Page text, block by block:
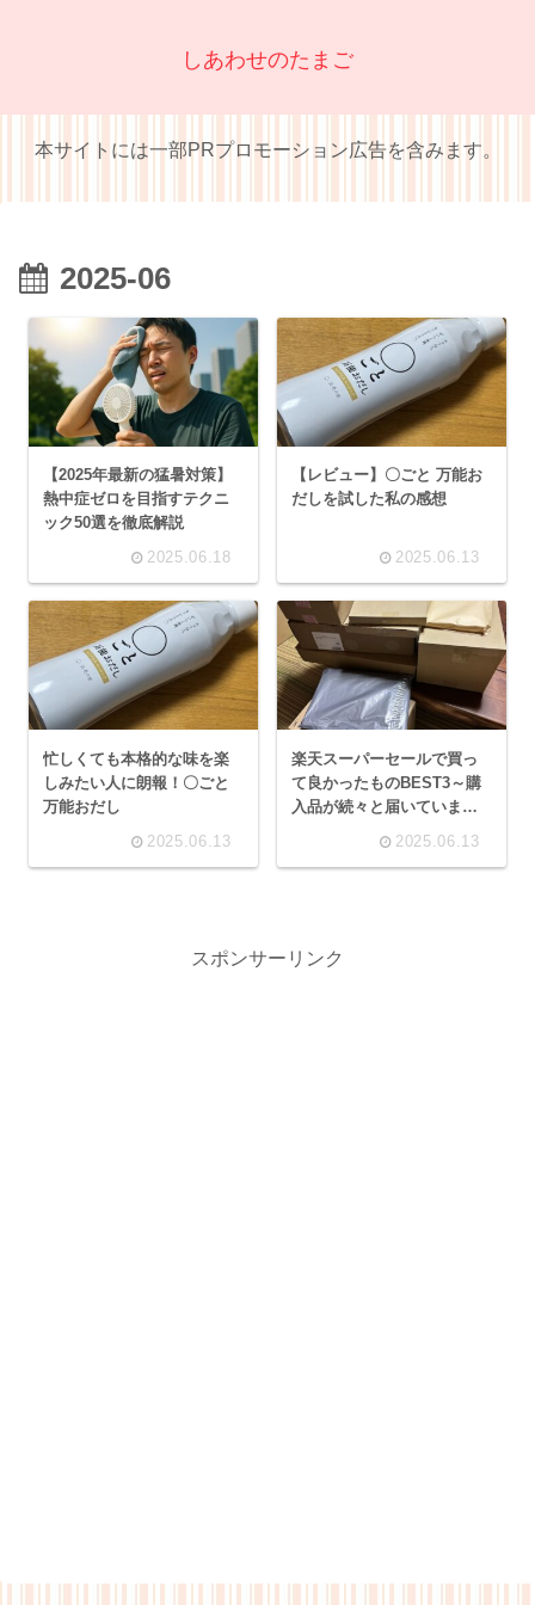
しあわせのたまご
本サイトには一部PRプロモーション広告を含みます。
2025-06
【2025年最新の猛暑対策】
熱中症ゼロを目指すテクニ
ック50選を徹底解説
2025.06.18
【レビュー】〇ごと 万能お
だしを試した私の感想
2025.06.13
忙しくても本格的な味を楽
しみたい人に朗報！〇ごと
万能おだし
2025.06.13
楽天スーパーセールで買っ
て良かったものBEST3～購
入品が続々と届いていま
2025.06.13
スポンサーリンク